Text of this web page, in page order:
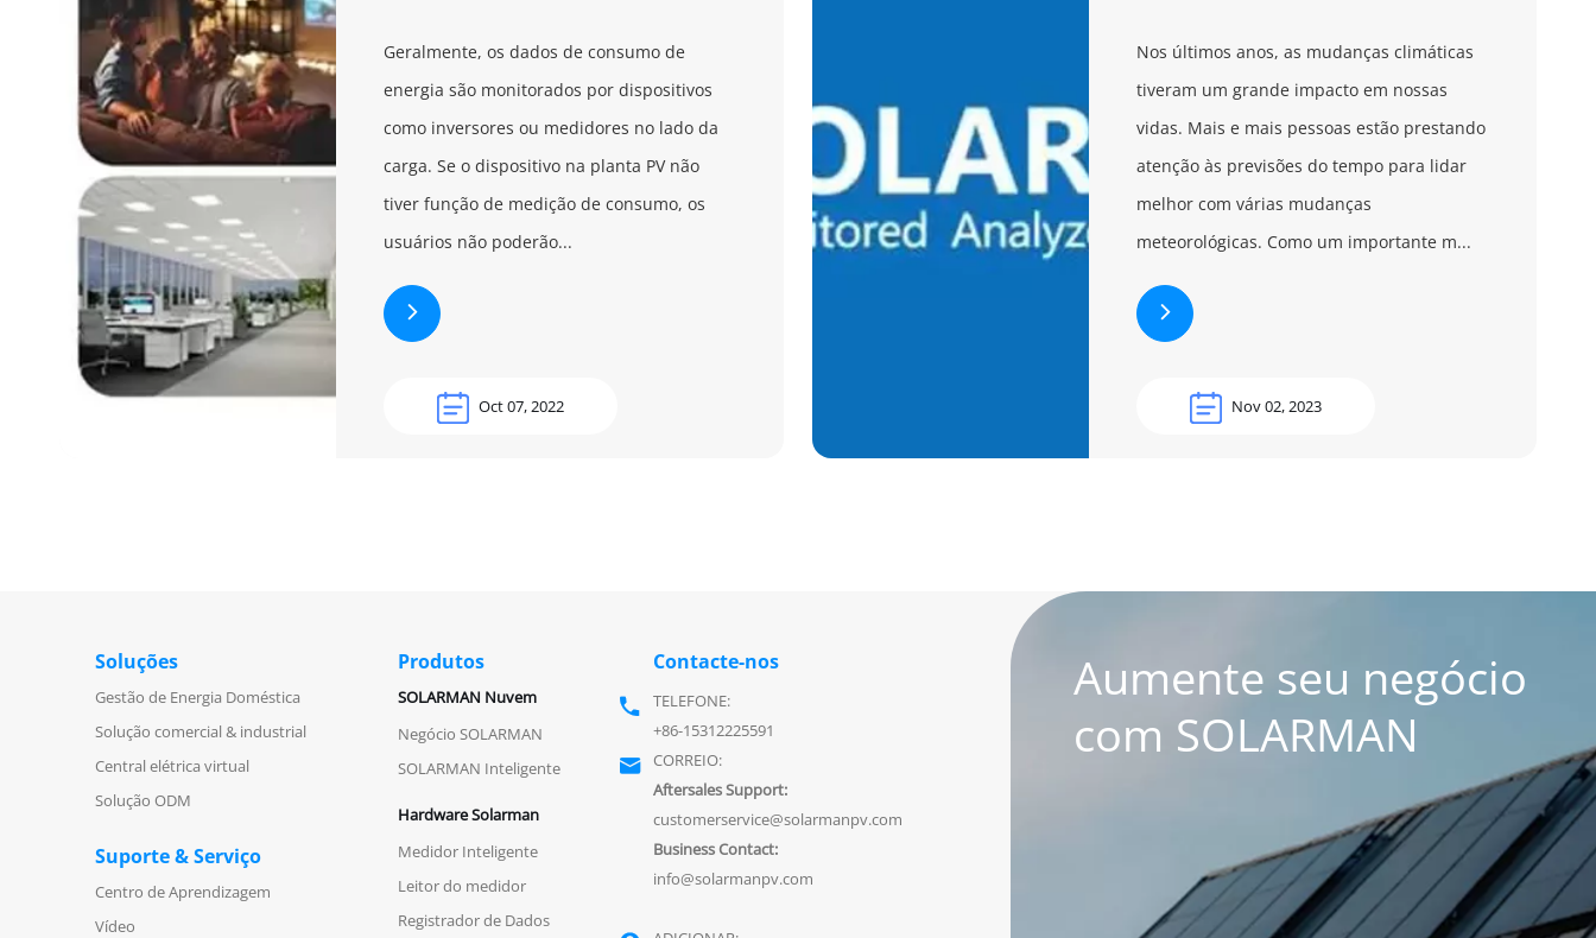
Geralmente, os dados de consumo de
energia são monitorados por dispositivos
como inversores ou medidores no lado da
carga. Se o dispositivo na planta PV não
tiver função de medição de consumo, os
usuários não poderão...
Oct 07, 2022
Nos últimos anos, as mudanças climáticas
tiveram um grande impacto em nossas
vidas. Mais e mais pessoas estão prestando
atenção às previsões do tempo para lidar
melhor com várias mudanças
meteorológicas. Como um importante m...
Nov 02, 2023
Soluções
Gestão de Energia Doméstica
Solução comercial & industrial
Central elétrica virtual
Solução ODM
Suporte & Serviço
Centro de Aprendizagem
Vídeo
Produtos
SOLARMAN Nuvem
Negócio SOLARMAN
SOLARMAN Inteligente
Hardware Solarman
Medidor Inteligente
Leitor do medidor
Registrador de Dados
Contacte-nos

TELEFONE:
+86-15312225591
 CORREIO:
Aftersales Support:
customerservice@solarmanpv.com
Business Contact:
info@solarmanpv.com
Aumente seu negócio
com SOLARMAN